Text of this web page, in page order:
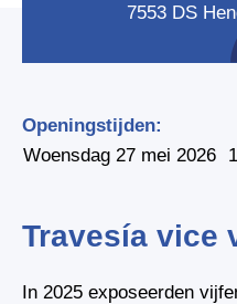
7553 DS
Openingstijden:
Woensdag 27 mei 2026
Travesía vice
In 2025 exposeerden